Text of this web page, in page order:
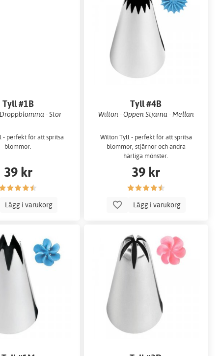
Tyll #1B
- Stor
- perfekt för att spritsa
blommor.
39 kr
Lägg i varukorg
Tyll #4B
Wilton - Öppen Stjärna - Mellan
Wilton Tyll - perfekt för att spritsa
blommor, stjärnor och andra
härliga mönster.
39 kr
Lägg i varukorg